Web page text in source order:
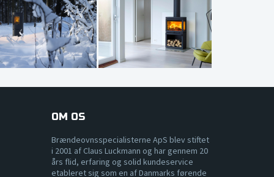
OM OS
Brændeovnsspecialisterne ApS blev stiftet
i 2001 af Claus Luckmann og har gennem 20
års flid, erfaring og solid kundeservice
etableret sig som en af Danmarks førende